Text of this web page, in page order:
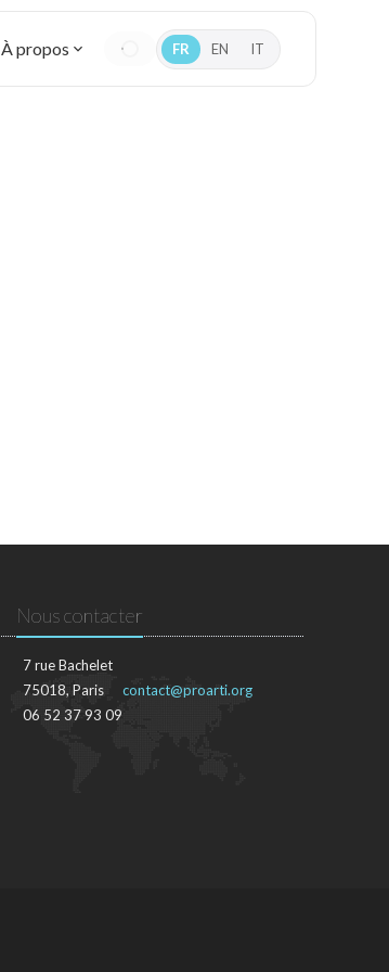
À propos FR EN IT
Nous contacter
7 rue Bachelet
75018, Paris
06 52 37 93 09
contact@proarti.org